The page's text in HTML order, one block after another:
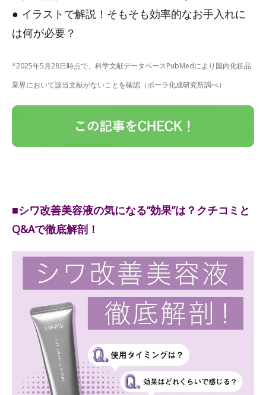
● イラストで解説！そもそも効率的なお手入れに
は何が必要？
*2025年5月28日時点で、科学文献データベースPubMedにより国内化粧品
業界において該当文献がないことを確認（ポーラ化成研究所調べ）
■シワ改善美容液の気になる“効果”は？クチコミと
Q&Aで徹底解剖！